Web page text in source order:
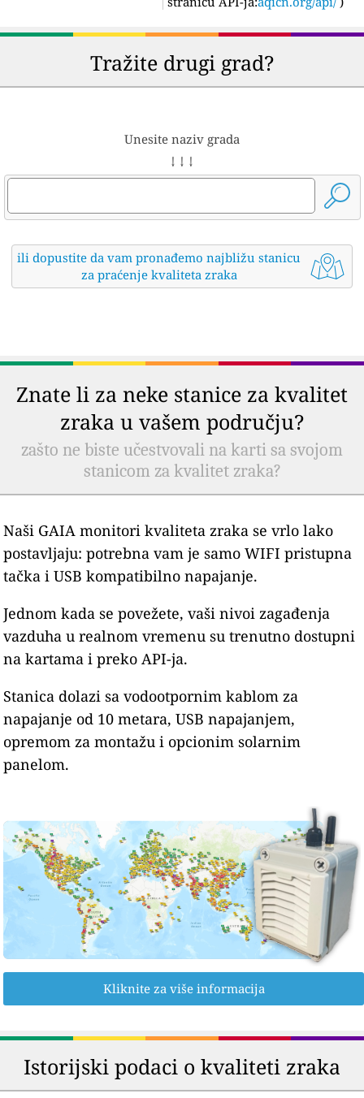
Tražite drugi grad?
Unesite naziv grada
↓ ↓ ↓
ili dopustite da vam pronađemo najbližu stanicu
za praćenje kvaliteta zraka
Znate li za neke stanice za kvalitet
zraka u vašem području?
zašto ne biste učestvovali na karti sa svojom
stanicom za kvalitet zraka?
Naši GAIA monitori kvaliteta zraka se vrlo lako
postavljaju: potrebna vam je samo WIFI pristupna
tačka i USB kompatibilno napajanje.
Jednom kada se povežete, vaši nivoi zagađenja
vazduha u realnom vremenu su trenutno dostupni
na kartama i preko API-ja.
Stanica dolazi sa vodootpornim kablom za
napajanje od 10 metara, USB napajanjem,
opremom za montažu i opcionim solarnim
panelom.
Kliknite za više informacija
Istorijski podaci o kvaliteti zraka